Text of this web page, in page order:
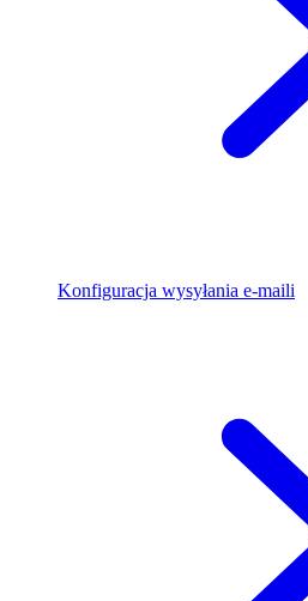
Konfiguracja wysyłania e-maili